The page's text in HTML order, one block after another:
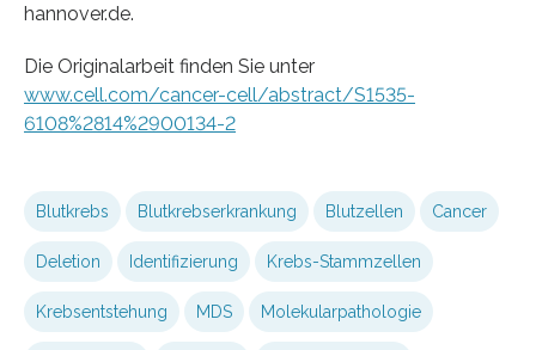
hannover.de.
Die Originalarbeit finden Sie unter
www.cell.com/cancer-cell/abstract/S1535-
6108%2814%2900134-2
Blutkrebs Blutkrebserkrankung Blutzellen Cancer
Deletion Identifizierung Krebs-Stammzellen
Krebsentstehung MDS Molekularpathologie